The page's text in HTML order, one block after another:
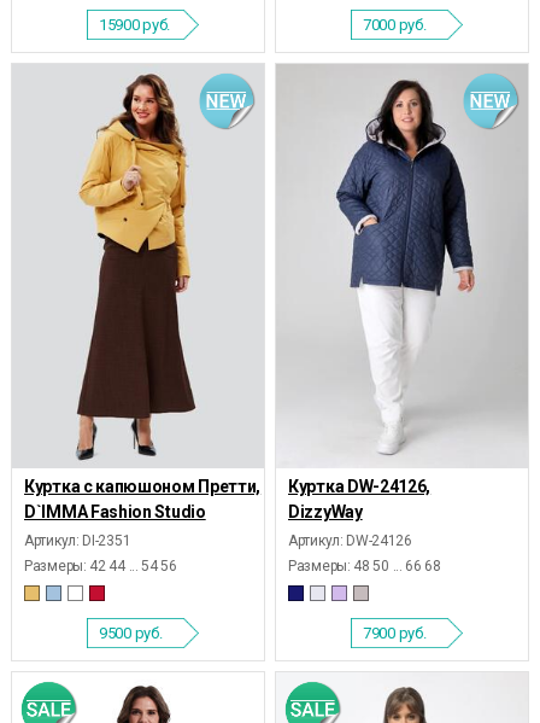
15900руб. 7000 руб.
Куртка с капюшоном Претти,
D`IMMA Fashion Studio
Артикул: DI-2351
Размеры: 42 44 ... 54 56
9500 руб.
Куртка DW-24126,
DizzyWay
Артикул: DW-24126
Размеры: 48 50 ... 66 68
7900 руб.